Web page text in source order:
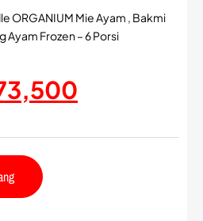
ORGANIUM Mie Ayam , Bakmi
Ayam Frozen – 6 Porsi